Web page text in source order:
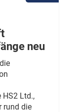
neu
HS2 Ltd.,
rund die